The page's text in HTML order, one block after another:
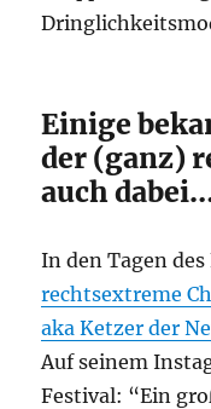
Einige
der (ganz)
auch
In den Tagen
rechtsextreme
aka Ketzer der
Auf seinem
Festival: “Ein